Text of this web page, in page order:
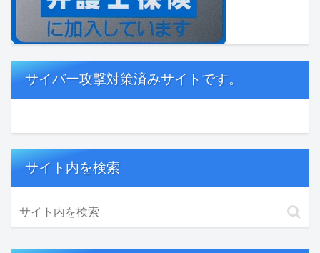
サイバー攻撃対策済みサイトです。
サイト内を検索